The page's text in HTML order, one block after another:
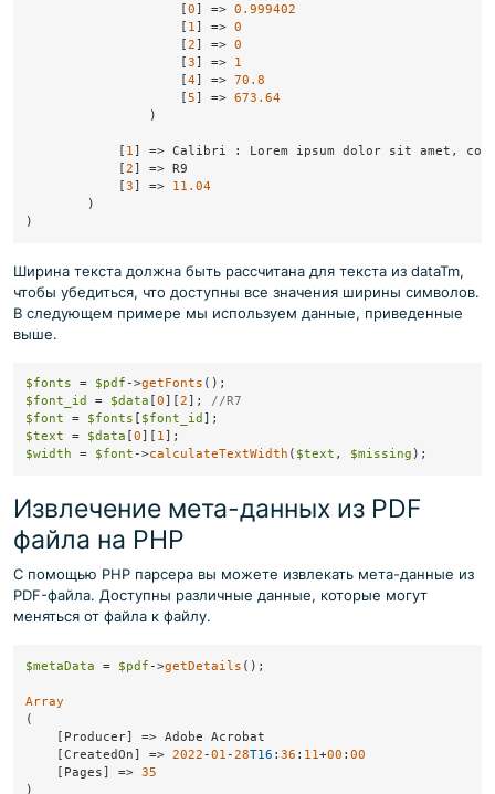
                    [
0] => 0.999402
                    [
1] => 0
                    [
2] => 0
                    [
3] => 1
                    [
4] => 70.8
                    [
5] => 673.64
                )
            [
1] => Calibri : Lorem ipsum dolor sit amet,
            [
2] => R9
            [
3] => 11.04
        )
Ширина текста должна быть рассчитана для текста из dataTm,
чтобы убедиться, что доступны все значения ширины символов.
В следующем примере мы используем данные, приведенные
выше.
$fonts = $pdf ->getFonts
$font_id
= $data [0 ][2 ]; //R7
$font = $fonts $font_id
$text = $data [0 1
$width = $font ->calculateTextWidth ( $text , $missing
Извлечение мета-данных из PDF
файла на PHP
С помощью PHP парсера вы можете извлекать мета-данные из
PDF-файла. Доступны различные данные, которые могут
меняться от файла к файлу.
$metaData = $pdf ->getDetails ();
Array
(
    [Producer] => Adobe Acrobat
    [CreatedOn] =>
2022 -01 -28T16 :36 : 11+00 :00
    [Pages] =>
35